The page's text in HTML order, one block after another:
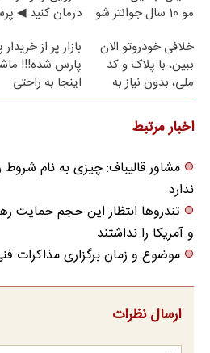
مو 10 سال جوانتر شو
درمان کنید ◀
خلافی خودروتو الان
ببین، با پلاک و کد
ملی، بدون نیاز به
مراجعه حضوری
بازار پر از خریدار
پارس شده!!!
اینجا به راحتی
بفروش
اخبار مرتبط
مشاور قالیباف: چیزی به نام
ندارد
تندروها انتظار این حجم حمایت
و آمریکا را نداشتند
موضوع و زمان برگزاری مذاکرات
ارسال نظرات